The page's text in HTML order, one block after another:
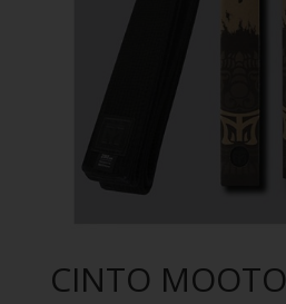
CINTO MOOTO